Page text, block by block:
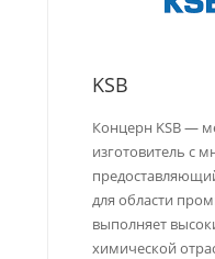
KSB
Концерн KSB —
изготовитель с
для области
выполняет
химической